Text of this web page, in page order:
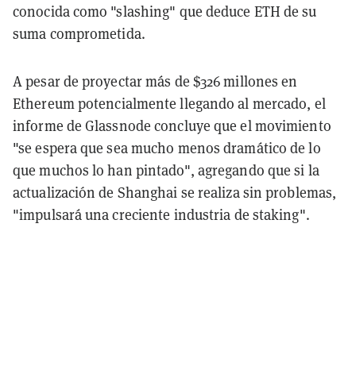
conocida como "slashing" que deduce ETH de su
suma comprometida.
A pesar de proyectar más de $326 millones en
Ethereum potencialmente llegando al mercado, el
informe de Glassnode concluye que el movimiento
"se espera que sea mucho menos dramático de lo
que muchos lo han pintado", agregando que si la
actualización de Shanghai se realiza sin problemas,
"impulsará una creciente industria de staking".